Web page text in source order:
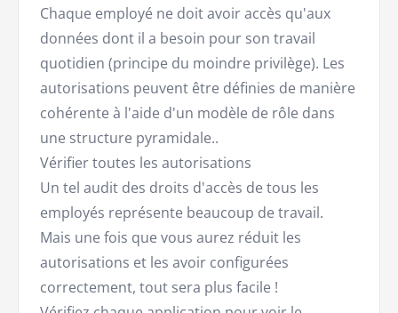
Chaque employé ne doit avoir accès qu'aux
données dont il a besoin pour son travail
quotidien (principe du moindre privilège). Les
autorisations peuvent être définies de manière
cohérente à l'aide d'un modèle de rôle dans
une structure pyramidale..
Vérifier toutes les autorisations
Un tel audit des droits d'accès de tous les
employés représente beaucoup de travail.
Mais une fois que vous aurez réduit les
autorisations et les avoir configurées
correctement, tout sera plus facile !